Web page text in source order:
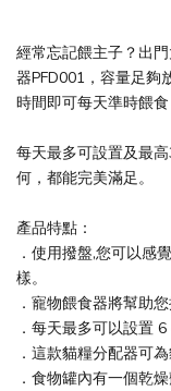
經常忘記餵主子？出
器PFD001，容量足夠
時間即可每天準時餵食
每天最多可設置及最
何，都能完美滿足。
產品特點：
．使用撥盤,您可以感
樣。
．寵物餵食器將幫助
．每天最多可以設置
．這款貓糧分配器可
．食物罐內有一個乾